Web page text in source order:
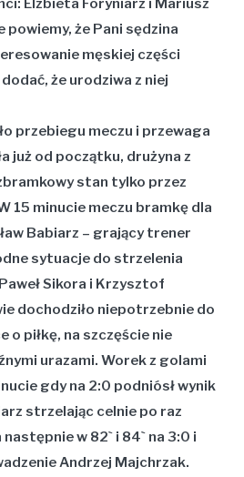
powiemy, że Pani sędzina
męskiej części
że urodziwa z niej
przebiegu meczu i przewaga
już od początku, drużyna z
stan tylko przez
15 minucie meczu bramkę dla
Babiarz – grający trener
sytuacje do strzelenia
Paweł Sikora i Krzysztof
dochodziło niepotrzebnie do
piłkę, na szczęście nie
urazami. Worek z golami
gdy na 2:0 podniósł wynik
strzelając celnie po raz
w 82` i 84` na 3:0 i
Andrzej Majchrzak.